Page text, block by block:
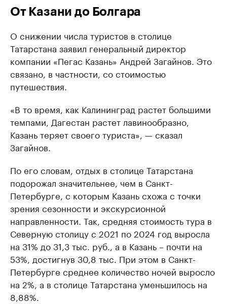
От Казани до Болгара
О снижении числа туристов в столице
Татарстана заявил генеральный директор
компании «Пегас Казань» Андрей Загайнов. Это
связано, в частности, со стоимостью
путешествия.
«В то время, как Калининград растет большими
темпами, Дагестан растет лавинообразно,
Казань теряет своего туриста», — сказал
Загайнов.
По его словам, отдых в столице Татарстана
подорожал значительнее, чем в Санкт-
Петербурге, с которым Казань схожа с точки
зрения сезонности и экскурсионной
направленности. Так, средняя стоимость тура в
Северную столицу с 2021 по 2024 год выросла
на 31% до 31,3 тыс. руб., а в Казань – почти на
53%, достигнув 30,8 тыс. При этом в Санкт-
Петербурге среднее количество ночей выросло
на 2%, а в столице Татарстана уменьшилось на
8,88%.